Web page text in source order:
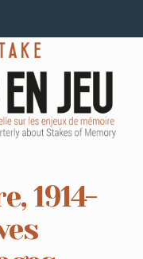
1914-